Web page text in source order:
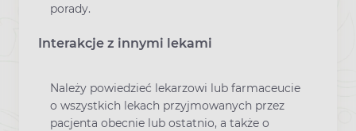
porady.
Interakcje z innymi lekami
Należy powiedzieć lekarzowi lub farmaceucie
o wszystkich lekach przyjmowanych przez
pacjenta obecnie lub ostatnio, a także o